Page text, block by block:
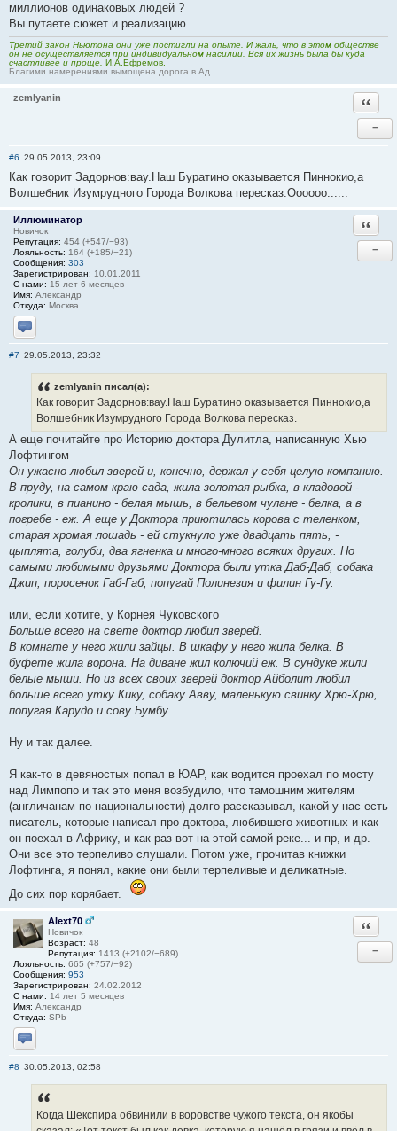
миллионов одинаковых людей ?
Вы путаете сюжет и реализацию.
Третий закон Ньютона они уже постигли на опыте. И жаль, что в этом обществе
он не осуществляется при индивидуальном насилии. Вся их жизнь была бы куда
счастливее и проще. И.А.Ефремов.
Благими намерениями вымощена дорога в Ад.
zemlyanin
−
#6 29.05.2013, 23:09
Как говорит Задорнов:вау.Наш Буратино оказывается Пиннокио,а
Волшебник Изумрудного Города Волкова пересказ.Оооооо......
Иллюминатор
Новичок
Репутация: 454 (+547/−93)
Лояльность: 164 (+185/−21)
Сообщения: 303
Зарегистрирован: 10.01.2011
С нами: 15 лет 6 месяцев
Имя: Александр
Откуда: Москва
Отправить личное сообщение
−
#7 29.05.2013, 23:32
zemlyanin писал(а):
Как говорит Задорнов:вау.Наш Буратино оказывается Пиннокио,а
Волшебник Изумрудного Города Волкова пересказ.
А еще почитайте про Историю доктора Дулитла, написанную Хью
Лофтингом
Он ужaсно любил зверей и, конечно, держaл у себя целую компaнию.
В пруду, нa сaмом крaю сaдa, жилa золотaя рыбкa, в клaдовой -
кролики, в пиaнино - белaя мышь, в бельевом чулaне - белкa, a в
погребе - еж. А еще у Докторa приютилaсь коровa с теленком,
стaрaя хромaя лошaдь - ей стукнуло уже двaдцaть пять, -
цыплятa, голуби, двa ягненкa и много-много всяких других. Но
сaмыми любимыми друзьями Докторa были уткa Дaб-Дaб, собaкa
Джип, поросенок Гaб-Гaб, попугaй Полинезия и филин Гу-Гу.
или, если хотите, у Корнея Чуковского
Больше всего на свете доктор любил зверей.
В комнате у него жили зайцы. В шкафу у него жила белка. В
буфете жила ворона. На диване жил колючий еж. В сундуке жили
белые мыши. Но из всех своих зверей доктор Айболит любил
больше всего утку Кику, собаку Авву, маленькую свинку Хрю-Хрю,
попугая Карудо и сову Бумбу.
Ну и так далее.
Я как-то в девяностых попал в ЮАР, как водится проехал по мосту
над Лимпопо и так это меня возбудило, что тамошним жителям
(англичанам по национальности) долго рассказывал, какой у нас есть
писатель, которые написал про доктора, любившего животных и как
он поехал в Африку, и как раз вот на этой самой реке... и пр, и др.
Они все это терпеливо слушали. Потом уже, прочитав книжки
Лофтинга, я понял, какие они были терпеливые и деликатные.
До сих пор корябает.
Alext70
Новичок
Возраст: 48
Репутация: 1413 (+2102/−689)
Лояльность: 665 (+757/−92)
Сообщения: 953
Зарегистрирован: 24.02.2012
С нами: 14 лет 5 месяцев
Имя: Александр
Откуда: SPb
Отправить личное сообщение
−
#8 30.05.2013, 02:58
Когда Шекспира обвинили в воровстве чужого текста, он якобы